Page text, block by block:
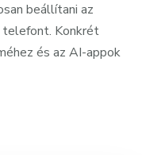
beállítani az
telefont. Konkrét
és az AI-appok